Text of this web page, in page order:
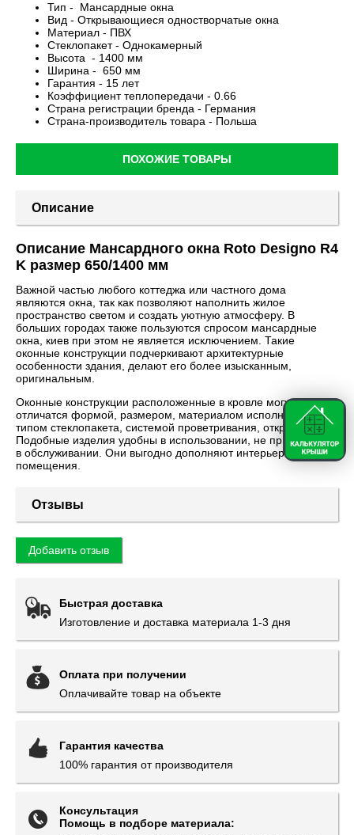
Тип - Мансардные окна
Вид - Открывающиеся одностворчатые окна
Материал - ПВХ
Стеклопакет - Однокамерный
Высота - 1400 мм
Ширина - 650 мм
Гарантия - 15 лет
Коэффициент теплопередачи - 0.66
Страна регистрации бренда - Германия
Страна-производитель товара - Польша
ПОХОЖИЕ ТОВАРЫ
Описание
Описание Мансардного окна Roto Designo R4
K размер 650/1400 мм
Важной частью любого коттеджа или частного дома
являются окна, так как позволяют наполнить жилое
пространство светом и создать уютную атмосферу. В
больших городах также пользуются спросом мансардные
окна, киев при этом не является исключением. Такие
оконные конструкции подчеркивают архитектурные
особенности здания, делают его более изысканным,
оригинальным.
Оконные конструкции расположенные в кровле могут
отличатся формой, размером, материалом исполнения рам,
типом стеклопакета, системой проветривания, открывания.
Подобные изделия удобны в использовании, не прихотливы
в обслуживании. Они выгодно дополняют интерьер
помещения.
Отзывы
Добавить отзыв
Быстрая доставка
Изготовление и доставка материала 1-3 дня
Оплата при получении
Оплачивайте товар на объекте
Гарантия качества
100% гарантия от производителя
Консультация
Помощь в подборе материала: